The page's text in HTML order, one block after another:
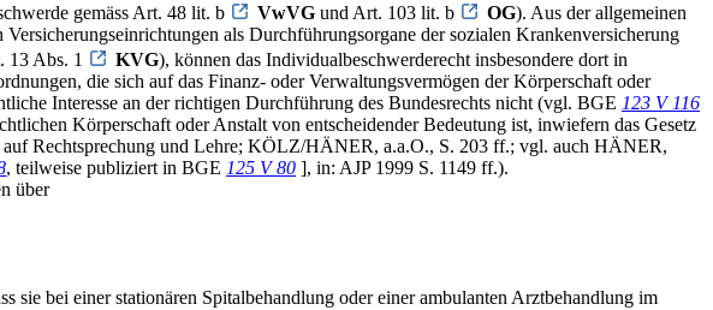
gemäss Art. 48 lit. b
VwVG und Art. 103 lit. b OG). Aus der allgemeinen
als Durchführungsorgane der sozialen Krankenversicherung
13 Abs. 1 KVG), können das Individualbeschwerderecht insbesondere dort in
die sich auf das Finanz- oder Verwaltungsvermögen der Körperschaft oder
Interesse an der richtigen Durchführung des Bundesrechts nicht (vgl. BGE 123 V 116
Körperschaft oder Anstalt von entscheidender Bedeutung ist, inwiefern das Gesetz
Rechtsprechung und Lehre; KÖLZ/HÄNER, a.a.O., S. 203 ff.; vgl. auch HÄNER,
, teilweise publiziert in BGE 125 V 80 ], in: AJP 1999 S. 1149 ff.).
über
sie bei einer stationären Spitalbehandlung oder einer ambulanten Arztbehandlung im